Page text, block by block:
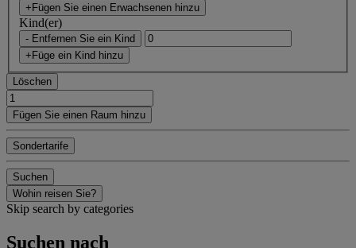
+Fügen Sie einen Erwachsenen hinzu
Kind(er)
- Entfernen Sie ein Kind
+Füge ein Kind hinzu
Löschen
Fügen Sie einen Raum hinzu
Sondertarife
Suchen
Wohin reisen Sie?
Skip search by categories
Suchen nach